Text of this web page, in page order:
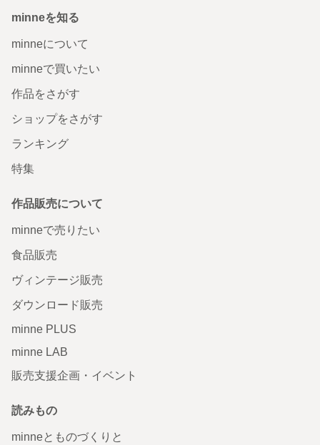
minneを知る
minneについて
minneで買いたい
作品をさがす
ショップをさがす
ランキング
特集
作品販売について
minneで売りたい
食品販売
ヴィンテージ販売
ダウンロード販売
minne PLUS
minne LAB
販売支援企画・イベント
読みもの
minneとものづくりと